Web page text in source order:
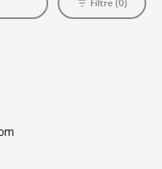
Filtre (0)